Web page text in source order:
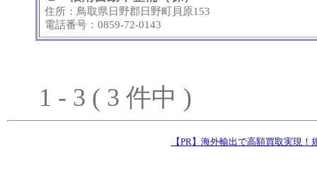
住所：鳥取県日野郡日野町貝原153
電話番号：0859-72-0143
1 - 3 ( 3 件中 )